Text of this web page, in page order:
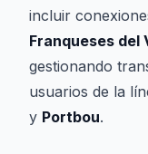
incluir
Franqueses del
gestionando
usuarios de la
y Portbou.